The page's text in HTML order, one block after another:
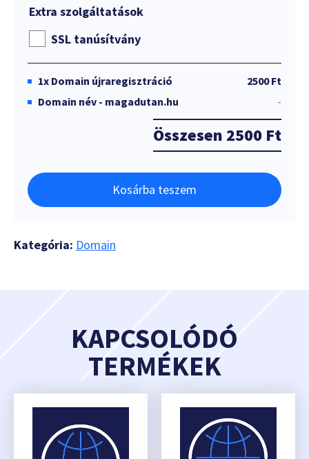
Extra szolgáltatások
SSL tanúsítvány
1x Domain újraregisztráció
2500 Ft
Domain név - magadutan.hu
-
Összesen 2500 Ft
Kosárba teszem
Kategória: Domain
KAPCSOLÓDÓ
TERMÉKEK